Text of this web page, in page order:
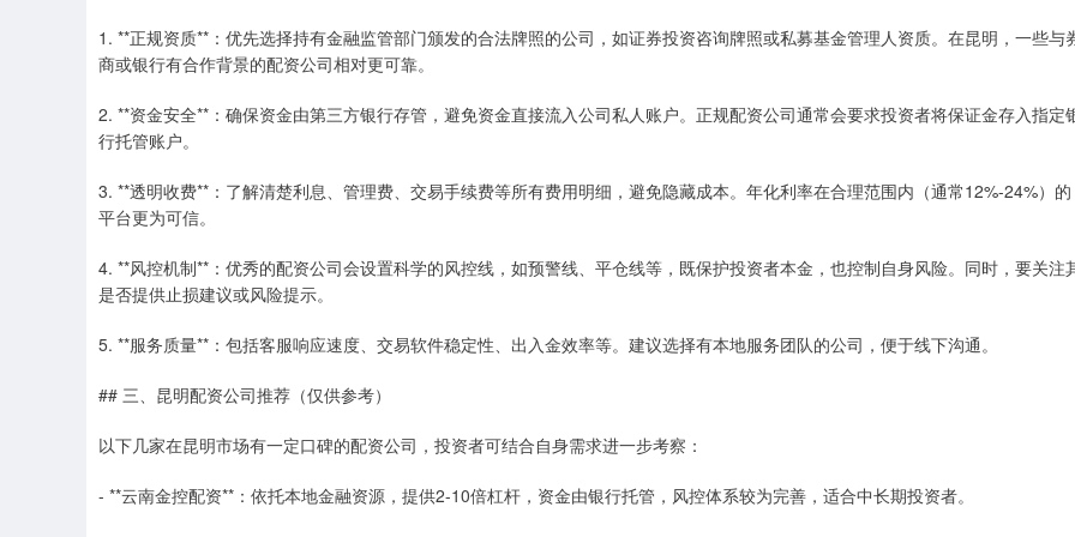
1. **正规资质**：优先选择持有金融监管部门颁发的合法牌照的公司，如证券投资咨询牌照或私募基金管理人资质。在昆明，一些与
商或银行有合作背景的配资公司相对更可靠。
2. **资金安全**：确保资金由第三方银行存管，避免资金直接流入公司私人账户。正规配资公司通常会要求投资者将保证金存入指定
行托管账户。
3. **透明收费**：了解清楚利息、管理费、交易手续费等所有费用明细，避免隐藏成本。年化利率在合理范围内（通常12%-24%）的
平台更为可信。
4. **风控机制**：优秀的配资公司会设置科学的风控线，如预警线、平仓线等，既保护投资者本金，也控制自身风险。同时，要关注
是否提供止损建议或风险提示。
5. **服务质量**：包括客服响应速度、交易软件稳定性、出入金效率等。建议选择有本地服务团队的公司，便于线下沟通。
## 三、昆明配资公司推荐（仅供参考）
以下几家在昆明市场有一定口碑的配资公司，投资者可结合自身需求进一步考察：
- **云南金控配资**：依托本地金融资源，提供2-10倍杠杆，资金由银行托管，风控体系较为完善，适合中长期投资者。